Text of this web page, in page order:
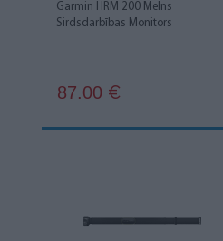
Garmin HRM 200 Melns
Sirdsdarbības Monitors
87.00 €